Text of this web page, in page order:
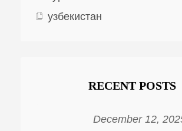
узбекистан
RECENT POSTS
December 12,